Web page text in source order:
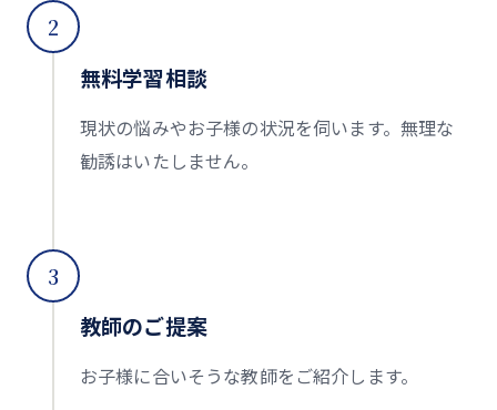
2
無料学習相談
現状の悩みやお子様の状況を伺います。無理な
勧誘はいたしません。
3
教師のご提案
お子様に合いそうな教師をご紹介します。